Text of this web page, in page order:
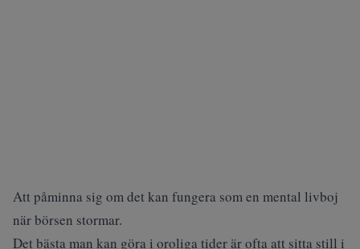
Att påminna sig om det kan fungera som en mental livboj
när börsen stormar.
Det bästa man kan göra i oroliga tider är ofta att sitta still i